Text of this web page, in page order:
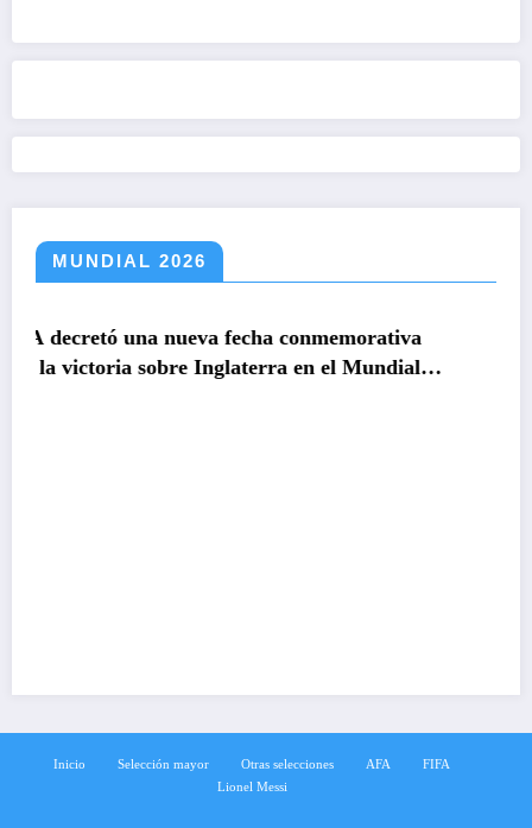
MUNDIAL 2026
fecha conmemorativa
en el Mundial
Inicio Selección mayor Otras selecciones AFA
FIFA
Lionel Messi